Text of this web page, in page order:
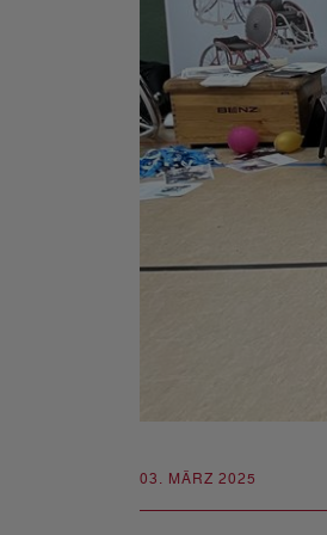
03. MÄRZ 2025